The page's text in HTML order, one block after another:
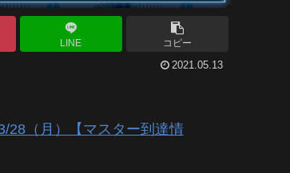
LINE コピー
2021.05.13
（月）【マスター到達情